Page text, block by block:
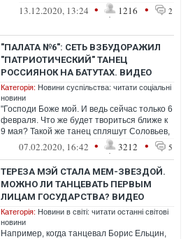
покрытой льдом улице Киева.
13.12.2020, 13:24 • 1216 • 2
"ПАЛАТА №6": СЕТЬ ВЗБУДОРАЖИЛ
"ПАТРИОТИЧЕСКИЙ" ТАНЕЦ
РОССИЯНОК НА БАТУТАХ. ВИДЕО
Категорія: Новини суспільства: читати соціальні
новини
"Господи Боже мой. И ведь сейчас только 6
февраля. Что же будет твориться ближе к
9 мая? Такой же танец спляшут Соловьев,
Симоньян и Кеосаян?", – прок...
07.02.2020, 16:42 • 3212 • 5
ТЕРЕЗА МЭЙ СТАЛА МЕМ-ЗВЕЗДОЙ.
МОЖНО ЛИ ТАНЦЕВАТЬ ПЕРВЫМ
ЛИЦАМ ГОСУДАРСТВА? ВИДЕО
Категорія: Новини в світі: читати останні світові
новини
Например, когда танцевал Борис Ельцин,